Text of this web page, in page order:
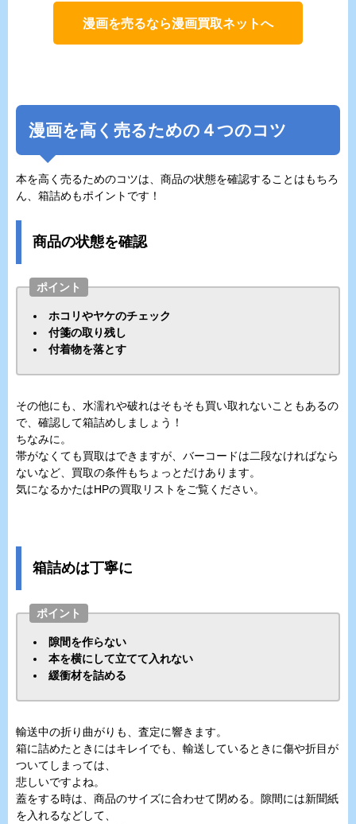
漫画を売るなら漫画買取ネットへ
漫画を高く売るための４つのコツ
本を高く売るためのコツは、商品の状態を確認することはもちろ
ん、箱詰めもポイントです！
商品の状態を確認
ポイント
ホコリやヤケのチェック
付箋の取り残し
付着物を落とす
その他にも、水濡れや破れはそもそも買い取れないこともあるの
で、確認して箱詰めしましょう！
ちなみに。
帯がなくても買取はできますが、バーコードは二段なければなら
ないなど、買取の条件もちょっとだけあります。
気になるかたはHPの買取リストをご覧ください。
箱詰めは丁寧に
ポイント
隙間を作らない
本を横にして立てて入れない
緩衝材を詰める
輸送中の折り曲がりも、査定に響きます。
箱に詰めたときにはキレイでも、輸送しているときに傷や折目が
ついてしまっては、
悲しいですよね。
蓋をする時は、商品のサイズに合わせて閉める。隙間には新聞紙
を入れるなどして、